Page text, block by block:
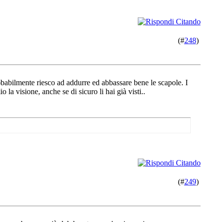
(#248)
riesco ad addurre ed abbassare bene le scapole. I
la visione, anche se di sicuro li hai già visti..
(#249)